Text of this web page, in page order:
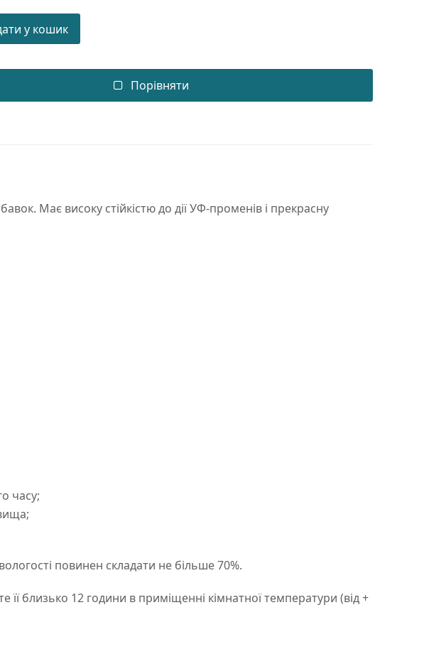
у кошик
Порівняти
Має високу стійкістю до дії УФ-променів і прекрасну
часу;
повинен складати не більше 70%.
близько 12 години в приміщенні кімнатної температури (від +